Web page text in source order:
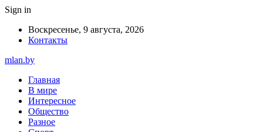
Sign in
Воскресенье, 9 августа, 2026
Контакты
mlan.by
Главная
В мире
Интересное
Общество
Разное